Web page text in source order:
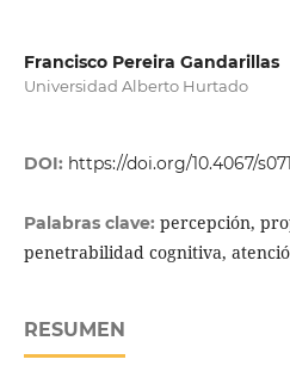
Francisco Pereira Gandarillas
Universidad Alberto Hurtado
DOI: https://doi.org/10.4067/
Palabras clave: percepción,
penetrabilidad cognitiva,
RESUMEN